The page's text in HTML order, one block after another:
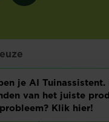
Technische info
Cookie voorkeuren